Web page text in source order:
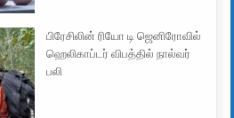
பிரேசிலின் ரியோ டி ஜெனிரோவில்
ஹெலிகாப்டர் விபத்தில் நால்வர்
பலி